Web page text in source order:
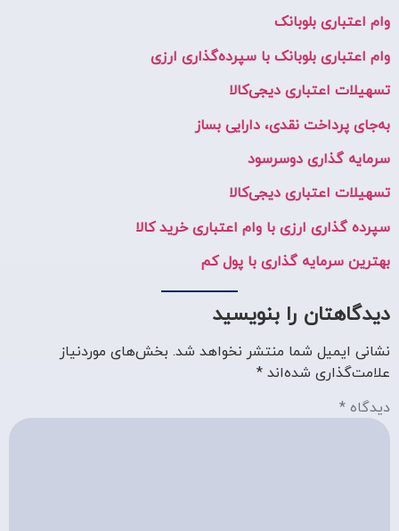
وام اعتباری بلوبانک
وام اعتباری بلوبانک با سپرده‌گذاری ارزی
تسهیلات اعتباری دیجی‌کالا
به‌جای پرداخت نقدی، دارایی بساز
سرمایه گذاری دوسرسود
تسهیلات اعتباری دیجی‌کالا
سپرده گذاری ارزی با وام اعتباری خرید کالا
بهترین سرمایه گذاری با پول کم
دیدگاهتان را بنویسید
نشانی ایمیل شما منتشر نخواهد شد. بخش‌های موردنیاز
علامت‌گذاری شده‌اند *
دیدگاه *